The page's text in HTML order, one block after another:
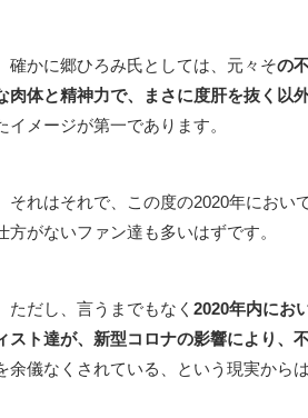
確かに郷ひろみ氏としては、元々その
肉体と精神力で、まさに度肝を抜く以
イメージが第一であります。
それはそれで、この度の2020年におい
方がないファン達も多いはずです。
ただし、言うまでもなく 2020年内にお
スト達が、新型コロナの影響により、
余儀なくされている、という現実から